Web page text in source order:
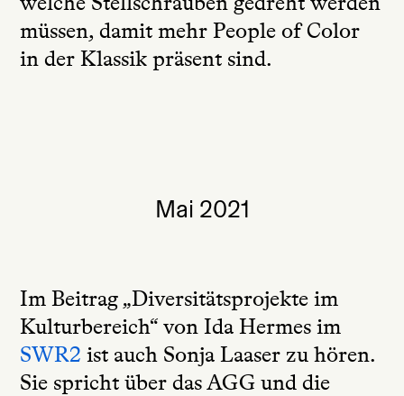
müssen, damit mehr People of Color
in der Klassik präsent sind.
Mai 2021
Im Beitrag „Diversitätsprojekte im
Kulturbereich“ von Ida Hermes im
SWR2 ist auch Sonja Laaser zu hören.
Sie spricht über das AGG und die